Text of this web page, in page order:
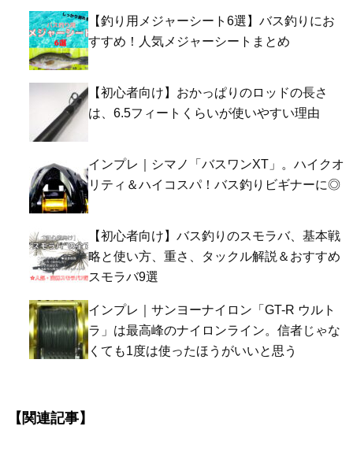
【釣り用メジャーシート6選】バス釣りにお
すすめ！人気メジャーシートまとめ
【初心者向け】おかっぱりのロッドの長さ
は、6.5フィートくらいが使いやすい理由
インプレ｜シマノ「バスワンXT」。ハイクオ
リティ＆ハイコスパ！バス釣りビギナーに◎
【初心者向け】バス釣りのスモラバ、基本戦
略と使い方、重さ、タックル解説＆おすすめ
スモラバ9選
インプレ｜サンヨーナイロン「GT-R ウルト
ラ」は最高峰のナイロンライン。信者じゃな
くても1度は使ったほうがいいと思う
【関連記事】